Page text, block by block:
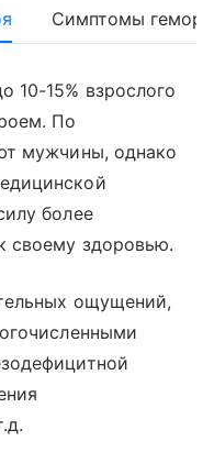
Симптомы
10-15% взрослого
По
мужчины, однако
более
своему здоровью.
ощущений,